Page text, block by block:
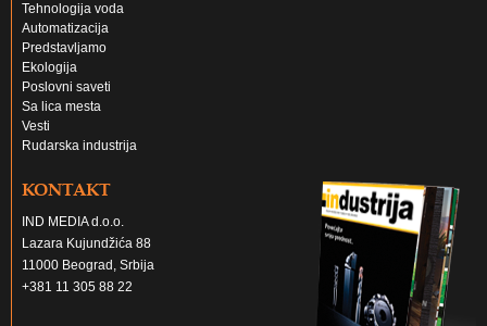
Tehnologija voda
Automatizacija
Predstavljamo
Ekologija
Poslovni saveti
Sa lica mesta
Vesti
Rudarska industrija
KONTAKT
IND MEDIA d.o.o.
Lazara Kujundžića 88
11000 Beograd, Srbija
+381 11 305 88 22